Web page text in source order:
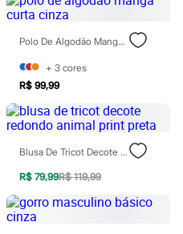
Polo De Algodão Manga Curta Cinza
+ 3 cores
R$ 99,99
Blusa De Tricot Decote Redondo Animal Print Preta
R$ 79,99R$ 119,99